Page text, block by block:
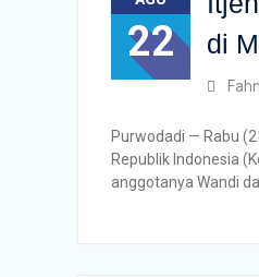
22
di
Purwodadi — Rabu
Republik Indonesia
anggotanya Wandi